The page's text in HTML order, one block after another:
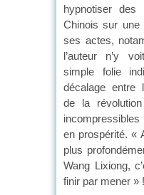
hypnotiser
Chinois sur une
ses actes,
l’auteur n’y
simple folie
décalage entre
de la
en prospérité. «
plus
Wang Lixiong,
finir par mener » !